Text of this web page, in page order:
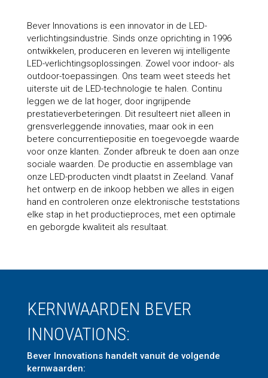
Bever Innovations is een innovator in de LED-
verlichtingsindustrie. Sinds onze oprichting in 1996
ontwikkelen, produceren en leveren wij intelligente
LED-verlichtingsoplossingen. Zowel voor indoor- als
outdoor-toepassingen. Ons team weet steeds het
uiterste uit de LED-technologie te halen. Continu
leggen we de lat hoger, door ingrijpende
prestatieverbeteringen. Dit resulteert niet alleen in
grensverleggende innovaties, maar ook in een
betere concurrentiepositie en toegevoegde waarde
voor onze klanten. Zonder afbreuk te doen aan onze
sociale waarden. De productie en assemblage van
onze LED-producten vindt plaatst in Zeeland. Vanaf
het ontwerp en de inkoop hebben we alles in eigen
hand en controleren onze elektronische teststations
elke stap in het productieproces, met een optimale
en geborgde kwaliteit als resultaat.
KERNWAARDEN BEVER
INNOVATIONS:
Bever Innovations handelt vanuit de volgende
kernwaarden: